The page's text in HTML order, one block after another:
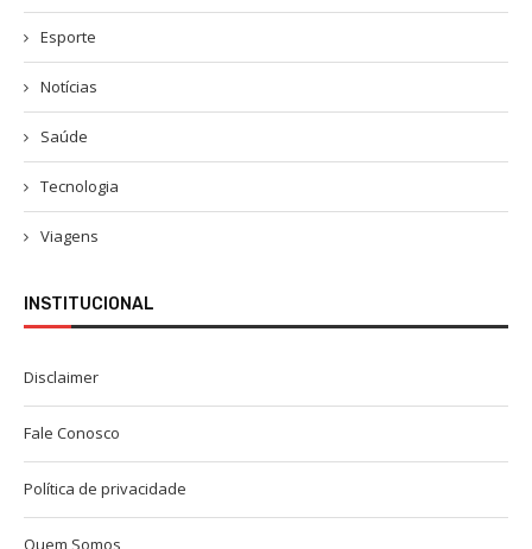
Esporte
Notícias
Saúde
Tecnologia
Viagens
INSTITUCIONAL
Disclaimer
Fale Conosco
Política de privacidade
Quem Somos